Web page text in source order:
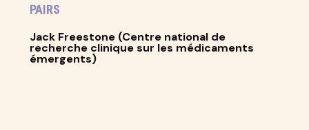
PAIRS
Jack Freestone (Centre national de
recherche clinique sur les médicaments
émergents)